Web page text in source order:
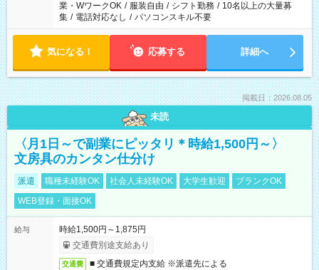
業・WワークOK / 服装自由 / シフト勤務 / 10名以上の大量募
集 / 電話対応なし / パソコンスキル不要
気になる！ 応募する 詳細へ
掲載日：2026.08.05
未読
〈月1日～で副業にピッタリ＊時給1,500円～〉
文房具のカンタン仕分け
派遣 職種未経験OK 社会人未経験OK 大学生歓迎
ブランクOK
WEB登録・面接OK
給与
時給1,500円～1,875円
交通費別途支給あり
交通費 ■ 交通費規定内支給 ※派遣先による